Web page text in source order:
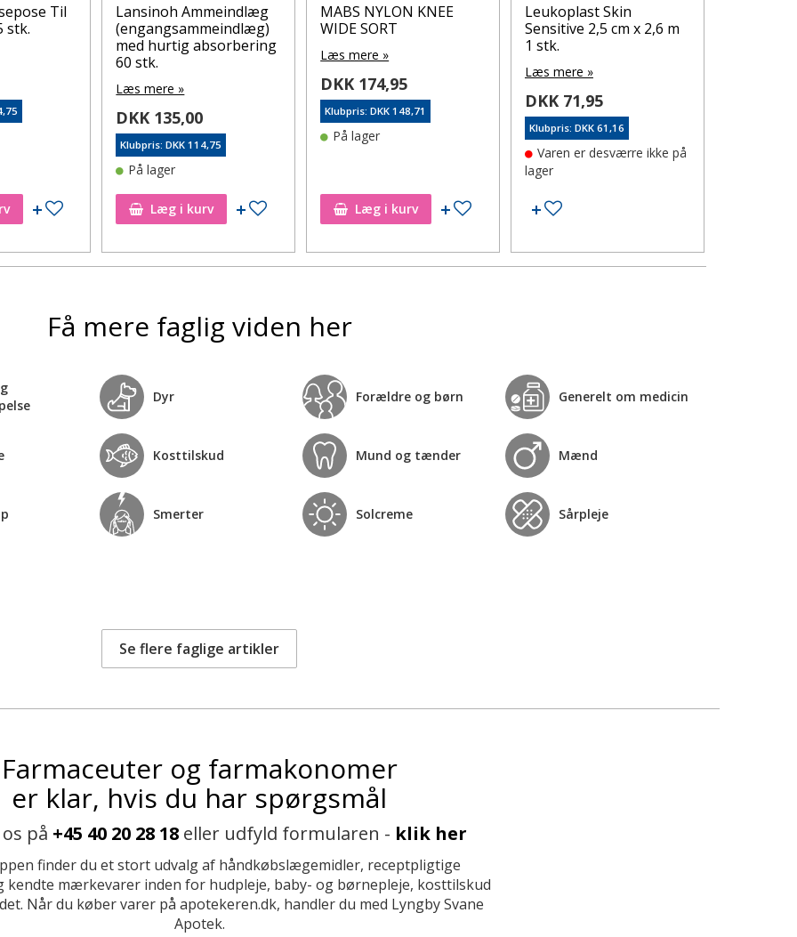
Til
stk.
Tilføj til ønskeseddel
Lansinoh Ammeindlæg
(engangsammeindlæg)
med hurtig absorbering
60 stk.
Læs mere »
DKK 135,00
Klubpris: DKK 114,75
På lager
Læg i kurv Tilføj til ønskeseddel
MABS NYLON KNEE
WIDE SORT
Læs mere »
DKK 174,95
Klubpris: DKK 148,71
På lager
Læg i kurv Tilføj til ønskeseddel
Leukoplast Skin
Sensitive 2,5 cm x 2,6 m
1 stk.
Læs mere »
DKK 71,95
Klubpris: DKK 61,16
Varen er desværre ikke på
lager
Tilføj til ønskeseddel
Få mere faglig viden her
Dyr Forældre og børn Generelt om medicin
Kosttilskud Mund og tænder Mænd
Smerter Solcreme Sårpleje
Se flere faglige artikler
Farmaceuter og farmakonomer
er klar, hvis du har spørgsmål
på +45 40 20 28 18 eller udfyld formularen - klik her
finder du et stort udvalg af håndkøbslægemidler, receptpligtige
kendte mærkevarer inden for hudpleje, baby- og børnepleje, kosttilskud
Når du køber varer på apotekeren.dk, handler du med Lyngby Svane
Apotek.